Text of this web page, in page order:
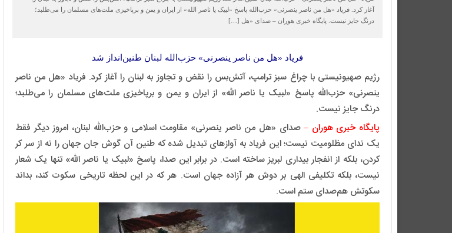
آغاز کرد. فریاد «هل من ناصر ینصرنی» حزب‌الله پاسخ «لبیک یا ناصر الله» از ایران و یمن و برپاخیزی ملت‌های مسلمان را می‌طلبد؛
درنگ جایز نیست. پایگاه خبری هوران – صدای «هل […]
فریاد «هل من ناصر ینصرنی» حزب‌الله لبنان طنین‌انداز شد
رژیم صهیونیستی با چراغ سبز ترامپ، آتش‌بس را نقض و تجاوز به لبنان را آغاز کرد. فریاد «هل من ناصر
ینصرنی» حزب‌الله پاسخ «لبیک یا ناصر الله» از ایران و یمن و برپاخیزی ملت‌های مسلمان را می‌طلبد؛
درنگ جایز نیست.
پایگاه خبری هوران –صدای «هل من ناصر ینصرنی» مقاومت اسلامی و حزب‌الله لبنان، امروز دیگر فقط
یک ندای مظلومیت نیست؛ این فریاد به آوازهای تبدیل شده که طنین آن گوش جان جهان را نه از سر کر
کردن، بلکه از انفجار بیداری لبریز ساخته است. در برابر این صدا، پاسخ «لبیک یا ناصر الله» تنها یک شعار
نیست، بلکه تکلیفی الهی بر دوش هر آزاده جهان است. هر که در این لحظه تاریخی سکوت کند، بداند
سکوتش هم‌صدای ستم است.